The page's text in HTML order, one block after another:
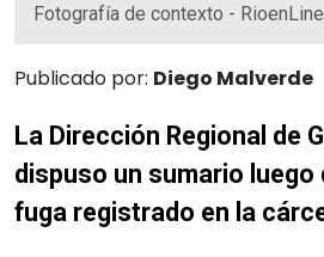
Fotografía de contexto -
Publicado por: Diego Malverde
La Dirección Regional de
dispuso un sumario luego
fuga registrado en la